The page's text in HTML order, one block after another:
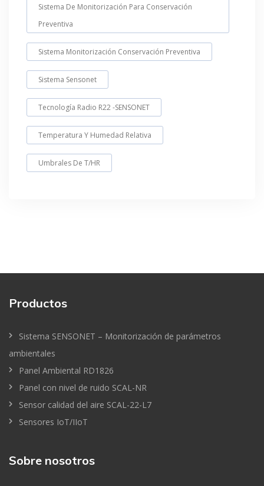
Sistema De Monitorización Para Conservación
Preventiva
Sistema Monitorización Conservación Preventiva
Sistema Sensonet
Tecnología Radio R22 -SENSONET
Temperatura Y Humedad Relativa
Umbrales De T/HR
Productos
Sistema SENSONET – Monitorización de parámetros
ambientales
Panel Ambiental RD1826
Panel con nivel de ruido SCAL-NR
Sensor calidad del aire SCAL-22-L7
Sensores IoT/IIoT
Sobre nosotros